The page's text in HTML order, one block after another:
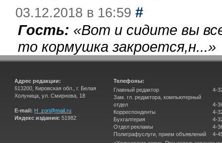
03.12.2018 в 16:59 #
Гость: «Вот и сидите вы
то кормушка закроется,н...»
Адрес редакции:
613200, Кировская обл., г. Белая
Холуница, ул. Смирнова, 18
E-mail: H_zori@mail.ru
Индекс издания: 51982
Телефоны:
Главный редактор
Зам. гл. редактора, компьютерный
отдел
Корреспонденты
Бухгалтерия
Отдел рекламы
Полиграфуслуги, прием объявлений
4-
4-
4-
4-
4-
4-